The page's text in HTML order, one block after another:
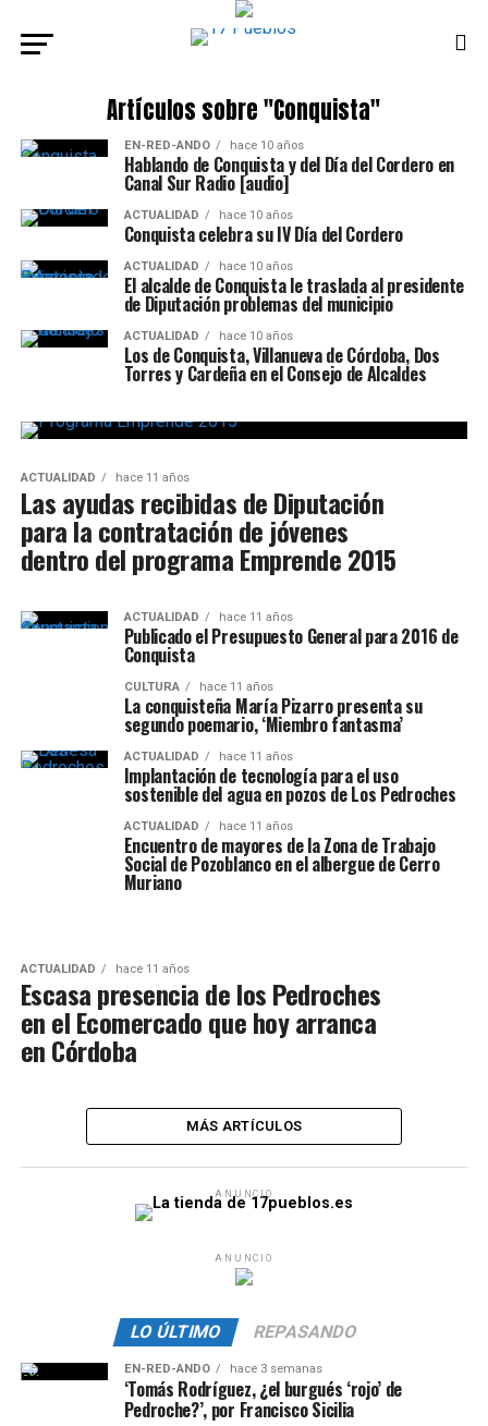
Artículos sobre "Conquista"
EN-RED-ANDO hace 10 años
Hablando de Conquista y del Día del Cordero en
Canal Sur Radio [audio]
ACTUALIDAD hace 10 años
Conquista celebra su IV Día del Cordero
ACTUALIDAD hace 10 años
El alcalde de Conquista le traslada al presidente
de Diputación problemas del municipio
ACTUALIDAD hace 10 años
Los de Conquista, Villanueva de Córdoba, Dos
Torres y Cardeña en el Consejo de Alcaldes
ACTUALIDAD hace 11 años
Las ayudas recibidas de Diputación
para la contratación de jóvenes
dentro del programa Emprende 2015
ACTUALIDAD hace 11 años
Publicado el Presupuesto General para 2016 de
Conquista
CULTURA hace 11 años
La conquisteña María Pizarro presenta su
segundo poemario, ‘Miembro fantasma’
ACTUALIDAD hace 11 años
Implantación de tecnología para el uso
sostenible del agua en pozos de Los Pedroches
ACTUALIDAD hace 11 años
Encuentro de mayores de la Zona de Trabajo
Social de Pozoblanco en el albergue de Cerro
Muriano
ACTUALIDAD hace 11 años
Escasa presencia de los Pedroches
en el Ecomercado que hoy arranca
en Córdoba
MÁS ARTÍCULOS
ANUNCIO
ANUNCIO
LO ÚLTIMO REPASANDO
EN-RED-ANDO hace 3 semanas
‘Tomás Rodríguez, ¿el burgués ‘rojo’ de
Pedroche?’, por Francisco Sicilia